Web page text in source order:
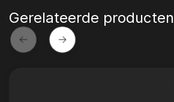
Gerelateerde producten